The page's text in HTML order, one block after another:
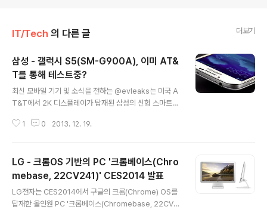
IT/Tech 의 다른 글 더보기
삼성 - 갤럭시 S5(SM-G900A), 이미 AT&
T를 통해 테스트중?
최신 모바일 기기 및 소식을 전하는 @evleaks는 미국 A
T&T에서 2K 디스플레이가 탑재된 삼성의 신형 스마트폰
-G900A'인 이 스마트폰은 갤럭시 S5로 추정되는 기기이
퀄컴의 스냅드래곤 800 MSM8974AC 2.5Ghz 쿼드 코
어 및 2K(2560 * 1440) 디스플레이, 안드로이드 4.4 킷
캣을 탑재하였습니다. 또한 삼성전자 무선사업부가 갤럭시
S5 개발을 위한 `프로젝트K` 팀을 구성하고, 내년 1월 20
일 양산을 목표로 소재·부품 조달 계획을 추진 중이라는 루
1 0 2013. 12. 19.
LG - 크롬OS 기반의 PC '크롬베이스(Chro
mebase, 22CV241)' CES2014 발표
LG전자는 CES2014에서 구글의 크롬(Chrome) OS를
탑재한 올인원 PC '크롬베이스(Chromebase, 22CV2